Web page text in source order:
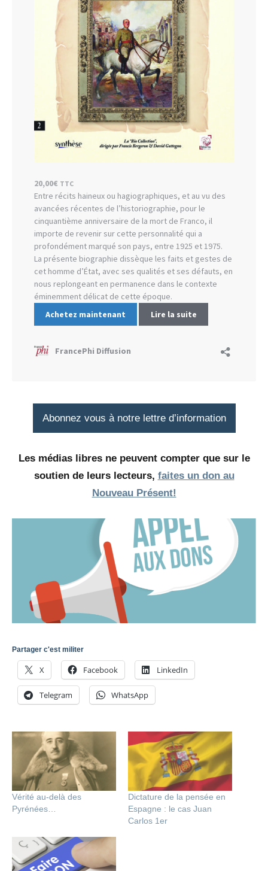
Abonnez vous à notre lettre d’information
Les médias libres ne peuvent compter que sur le
soutien de leurs lecteurs, faites un don au
Nouveau Présent!
Partager c'est militer
X Facebook LinkedIn
Telegram WhatsApp
Vérité au-delà des
Pyrénées…
Dictature de la pensée en
Espagne : le cas Juan
Carlos 1er